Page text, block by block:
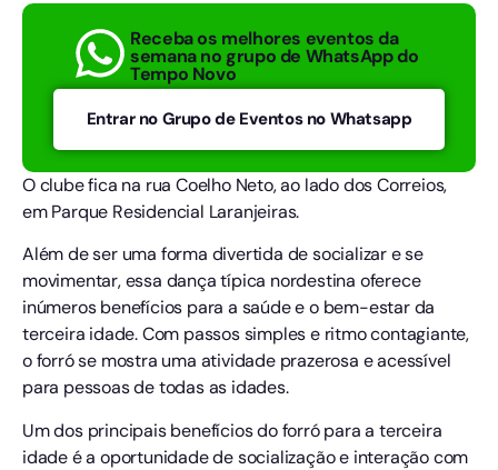
Receba os melhores eventos da
semana no grupo de WhatsApp do
Tempo Novo
Entrar no Grupo de Eventos no Whatsapp
O clube fica na rua Coelho Neto, ao lado dos Correios,
em Parque Residencial Laranjeiras.
Além de ser uma forma divertida de socializar e se
movimentar, essa dança típica nordestina oferece
inúmeros benefícios para a saúde e o bem-estar da
terceira idade. Com passos simples e ritmo contagiante,
o forró se mostra uma atividade prazerosa e acessível
para pessoas de todas as idades.
Um dos principais benefícios do forró para a terceira
idade é a oportunidade de socialização e interação com